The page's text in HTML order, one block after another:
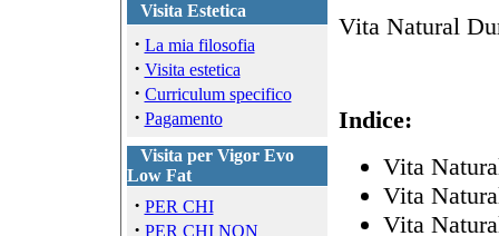
Visita Estetica
· La mia filosofia
· Visita estetica
· Curriculum specifico
· Pagamento
Visita per Vigor Evo
Low Fat
· PER CHI
· PER CHI NON
Vita Natural
Indice:
Vita
Vita
Vita